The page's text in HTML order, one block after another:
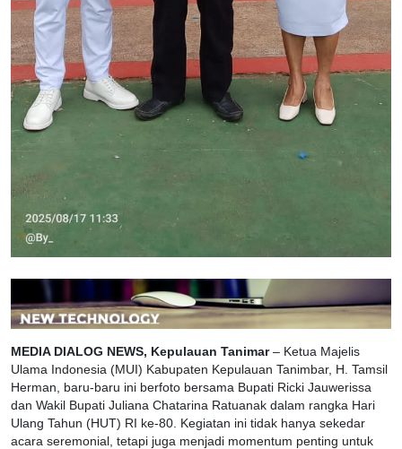
MEDIA DIALOG NEWS, Kepulauan Tanimar– Ketua Majelis
Ulama Indonesia (MUI) Kabupaten Kepulauan Tanimbar, H. Tamsil
Herman, baru-baru ini berfoto bersama Bupati Ricki Jauwerissa
dan Wakil Bupati Juliana Chatarina Ratuanak dalam rangka Hari
Ulang Tahun (HUT) RI ke-80. Kegiatan ini tidak hanya sekedar
acara seremonial, tetapi juga menjadi momentum penting untuk